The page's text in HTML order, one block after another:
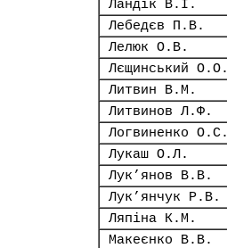
Ландік В.І.
Лебедєв П.В.
Лелюк О.В.
Лєщинський О.О.
Литвин В.М.
Литвинов Л.Ф.
Логвиненко О.С.
Лукаш О.Л.
Лук’янов В.В.
Лук’янчук Р.В.
Ляпіна К.М.
Макеєнко В.В.